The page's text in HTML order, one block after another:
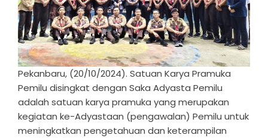
Pekanbaru, (20/10/2024). Satuan Karya Pramuka
Pemilu disingkat dengan Saka Adyasta Pemilu
adalah satuan karya pramuka yang merupakan
kegiatan ke-Adyastaan (pengawalan) Pemilu untuk
meningkatkan pengetahuan dan keterampilan